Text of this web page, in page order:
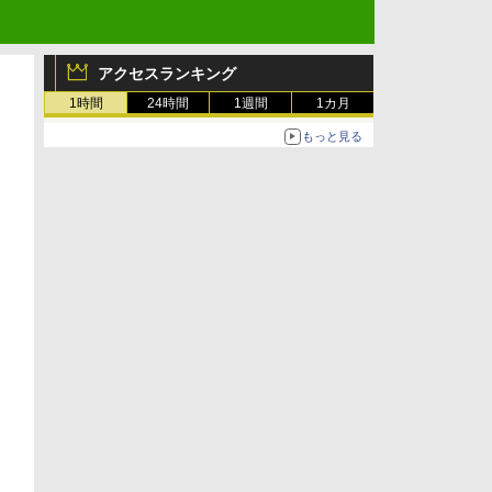
アクセスランキング
1時間 24時間 1週間 1カ月
もっと見る